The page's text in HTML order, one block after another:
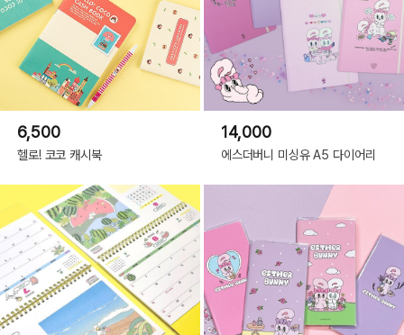
6,500
헬로! 코코 캐시북
14,000
에스더버니 미싱유 A5 다이어리